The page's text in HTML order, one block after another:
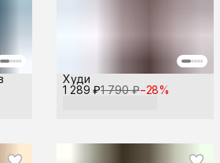
1 289 ₽1 790 ₽−28%
Худи